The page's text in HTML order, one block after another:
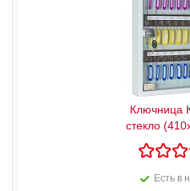
Ключница
стекло
Есть в